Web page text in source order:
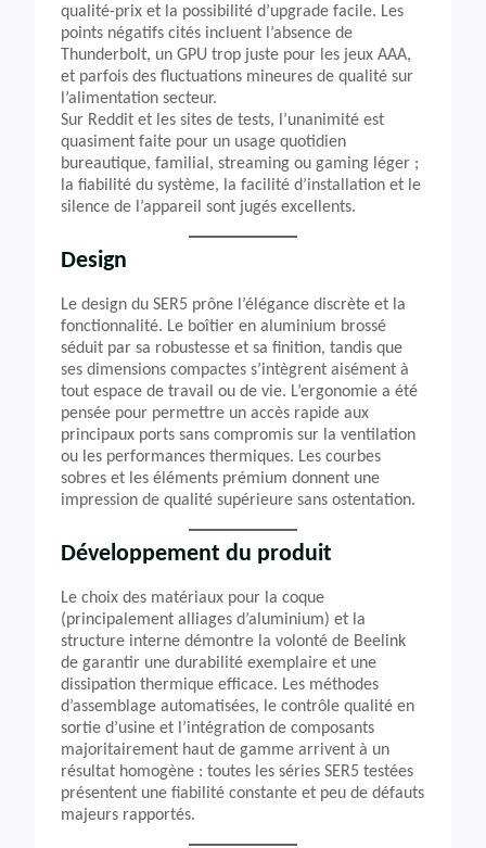
qualité-prix et la possibilité d’upgrade facile. Les
points négatifs cités incluent l’absence de
Thunderbolt, un GPU trop juste pour les jeux AAA,
et parfois des fluctuations mineures de qualité sur
l’alimentation secteur.
Sur Reddit et les sites de tests, l’unanimité est
quasiment faite pour un usage quotidien
bureautique, familial, streaming ou gaming léger ;
la fiabilité du système, la facilité d’installation et le
silence de l’appareil sont jugés excellents.
Design
Le design du SER5 prône l’élégance discrète et la
fonctionnalité. Le boîtier en aluminium brossé
séduit par sa robustesse et sa finition, tandis que
ses dimensions compactes s’intègrent aisément à
tout espace de travail ou de vie. L’ergonomie a été
pensée pour permettre un accès rapide aux
principaux ports sans compromis sur la ventilation
ou les performances thermiques. Les courbes
sobres et les éléments prémium donnent une
impression de qualité supérieure sans ostentation.
Développement du produit
Le choix des matériaux pour la coque
(principalement alliages d’aluminium) et la
structure interne démontre la volonté de Beelink
de garantir une durabilité exemplaire et une
dissipation thermique efficace. Les méthodes
d’assemblage automatisées, le contrôle qualité en
sortie d’usine et l’intégration de composants
majoritairement haut de gamme arrivent à un
résultat homogène : toutes les séries SER5 testées
présentent une fiabilité constante et peu de défauts
majeurs rapportés.